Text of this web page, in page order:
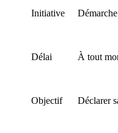
Initiative
Délai À tout
Objectif Déclarer